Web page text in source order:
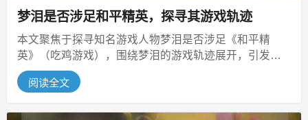
梦泪是否涉足和平精英，探寻其游戏轨迹
本文聚焦于探寻知名游戏人物梦泪是否涉足《和平精
英》（吃鸡游戏），围绕梦泪的游戏轨迹展开，引发玩
家好奇他是否参与这款热门射击竞技游...
阅读全文